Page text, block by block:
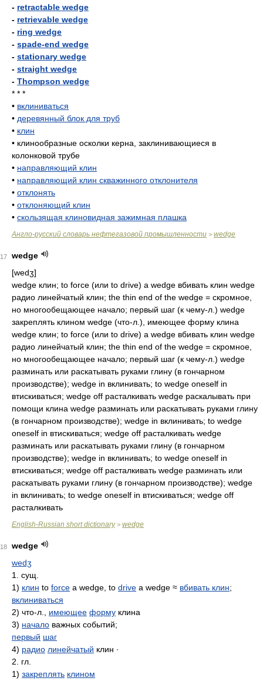
- retractable wedge
- retrievable wedge
- ring wedge
- spade-end wedge
- stationary wedge
- straight wedge
- Thompson wedge
* * *
• вклиниваться
• деревянный блок для труб
• клин
• клинообразные осколки керна, заклинивающиеся в
колонковой трубе
• направляющий клин
• направляющий клин скважинного отклонителя
• отклонять
• отклоняющий клин
• скользящая клиновидная зажимная плашка
Англо-русский словарь нефтегазовой промышленности > wedge
17
wedge
[wedʒ]
wedge клин; to force (или to drive) a wedge вбивать клин wedge
радио линейчатый клин; the thin end of the wedge = скромное,
но многообещающее начало; первый шаг (к чему-л.) wedge
закреплять клином wedge (что-л.), имеющее форму клина
wedge клин; to force (или to drive) a wedge вбивать клин wedge
радио линейчатый клин; the thin end of the wedge = скромное,
но многообещающее начало; первый шаг (к чему-л.) wedge
разминать или раскатывать руками глину (в гончарном
производстве); wedge in вклинивать; to wedge oneself in
втискиваться; wedge off расталкивать wedge раскалывать при
помощи клина wedge разминать или раскатывать руками глину
(в гончарном производстве); wedge in вклинивать; to wedge
oneself in втискиваться; wedge off расталкивать wedge
разминать или раскатывать руками глину (в гончарном
производстве); wedge in вклинивать; to wedge oneself in
втискиваться; wedge off расталкивать wedge разминать или
раскатывать руками глину (в гончарном производстве); wedge
in вклинивать; to wedge oneself in втискиваться; wedge off
расталкивать
English-Russian short dictionary> wedge
18
wedge
wedʒ
1. сущ.
1) клин to force a wedge, to drive a wedge ≈ вбивать клин;
вклиниваться
2) что-л., имеющее форму клина
3) начало важных событий;
первый шаг
4) радио линейчатый клин ∙
2. гл.
1) закреплять клином